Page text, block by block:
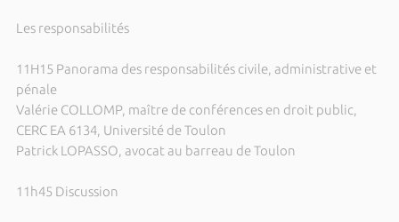
Les responsabilités
11H15 Panorama des responsabilités civile, administrative et
pénale
Valérie COLLOMP, maître de conférences en droit public,
CERC EA 6134, Université de Toulon
Patrick LOPASSO, avocat au barreau de Toulon
11h45 Discussion